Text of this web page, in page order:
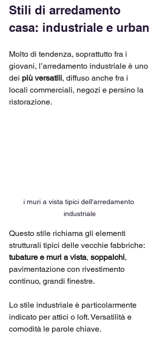
Stili di arredamento
casa: industriale e urban
Molto di tendenza, soprattutto fra i
giovani, l’arredamento industriale è uno
dei più versatili, diffuso anche fra i
locali commerciali, negozi e persino la
ristorazione.
i muri a vista tipici dell'arredamento
industriale
Questo stile richiama gli elementi
strutturali tipici delle vecchie fabbriche:
tubature e muri a vista, soppalchi,
pavimentazione con rivestimento
continuo, grandi finestre.
Lo stile industriale è particolarmente
indicato per attici o loft. Versatilità e
comodità le parole chiave.